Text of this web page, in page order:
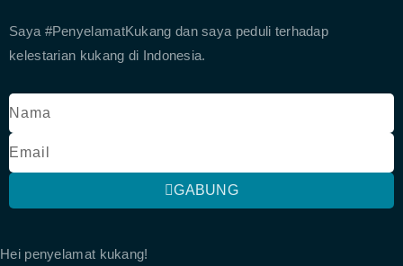
Saya #PenyelamatKukang dan saya peduli terhadap
kelestarian kukang di Indonesia.
GABUNG
Hei penyelamat kukang!